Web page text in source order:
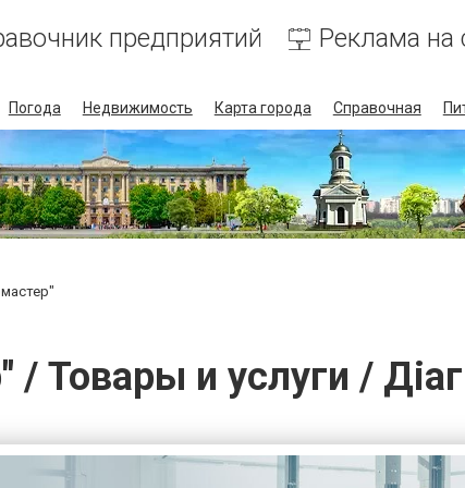
предприятий
Реклама на
Погода Недвижимость Карта города Справочная
Товары и услуги /